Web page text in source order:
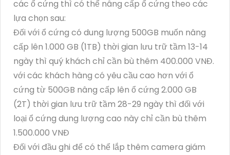
các ổ cứng thì có thể nâng cấp ổ cứng theo các
lựa chọn sau:
Đối với ổ cứng có dung lượng 500GB muốn nâng
cấp lên 1.000 GB (1TB) thời gian lưu trữ tầm 13-14
ngày thì quý khách chỉ cần bù thêm 400.000 VNĐ.
với các khách hàng có yêu cầu cao hơn với ổ
cứng từ 500GB nâng cấp lên ổ cứng 2.000 GB
(2T) thời gian lưu trữ tầm 28-29 ngày thì đối với
loại ổ cứng dung lượng cao này chỉ cần bù thêm
1.500.000 VNĐ
Đối với đầu ghi để có thể lắp thêm camera giám